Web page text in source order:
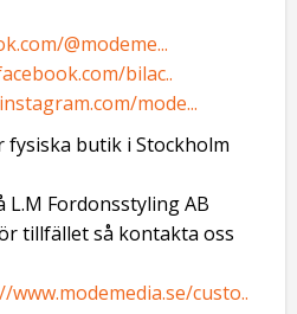
@modeme...
bilac..
mode...
fysiska butik i Stockholm
L.M Fordonsstyling AB
tillfället så kontakta oss
www.modemedia.se/custo..